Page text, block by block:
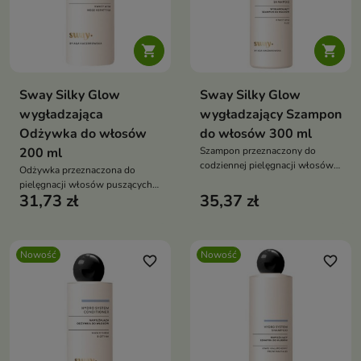

Sway Silky Glow
wygładzająca
Odżywka do włosów
200 ml
Odżywka przeznaczona do
pielęgnacji włosów puszących
się, szorstkich i trudnych do
31,73 zł

Sway Silky Glow
wygładzający Szampon
do włosów 300 ml
Szampon przeznaczony do
codziennej pielęgnacji włosów
pozbawionych gładkości.
35,37 zł
Nowość favorite_border Nowość favorite_border